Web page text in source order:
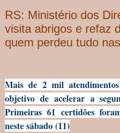
RS: Ministério dos
visita abrigos e refaz
quem perdeu tudo
Mais de 2 mil
objetivo de acelerar a
Primeiras 61 certidões
neste sábado (11)